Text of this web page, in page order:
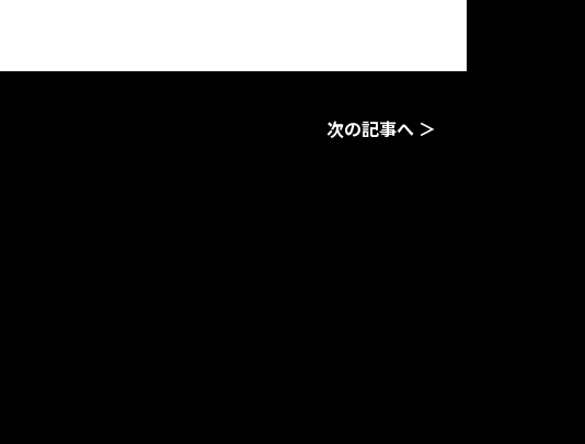
次の記事へ ＞